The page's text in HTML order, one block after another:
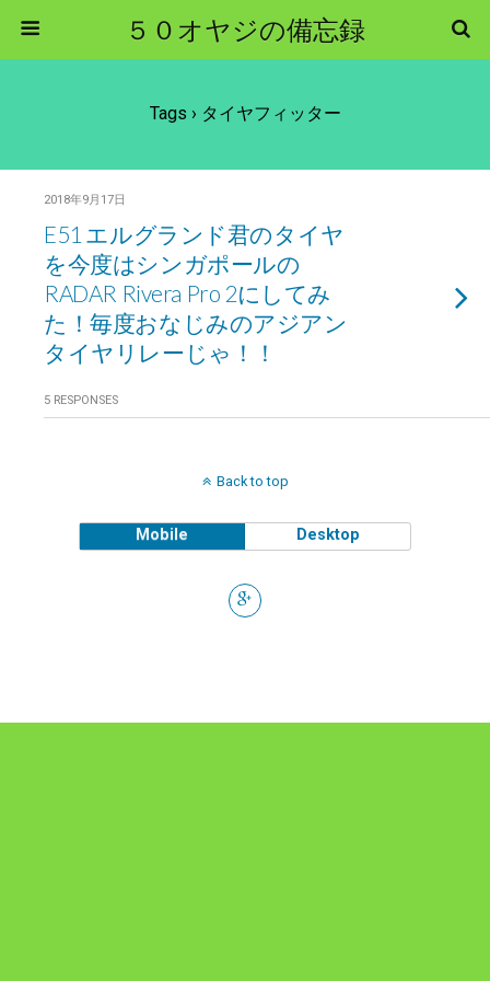
５０オヤジの備忘録
Tags › タイヤフィッター
2018年9月17日
E51 エルグランド君のタイヤ
を今度はシンガポールの
RADAR Rivera Pro 2にしてみ
た！毎度おなじみのアジアン
タイヤリレーじゃ！！
5 RESPONSES
Back to top
Mobile Desktop